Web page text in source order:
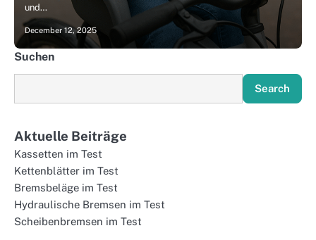
und…
December 12, 2025
Suchen
Search
Aktuelle Beiträge
Kassetten im Test
Kettenblätter im Test
Bremsbeläge im Test
Hydraulische Bremsen im Test
Scheibenbremsen im Test